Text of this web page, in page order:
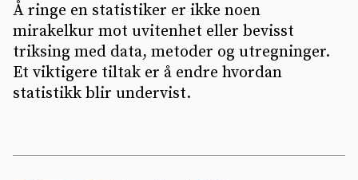
Å ringe en statistiker er ikke noen
mirakelkur mot uvitenhet eller bevisst
triksing med data, metoder og utregninger.
Et viktigere tiltak er å endre hvordan
statistikk blir undervist.